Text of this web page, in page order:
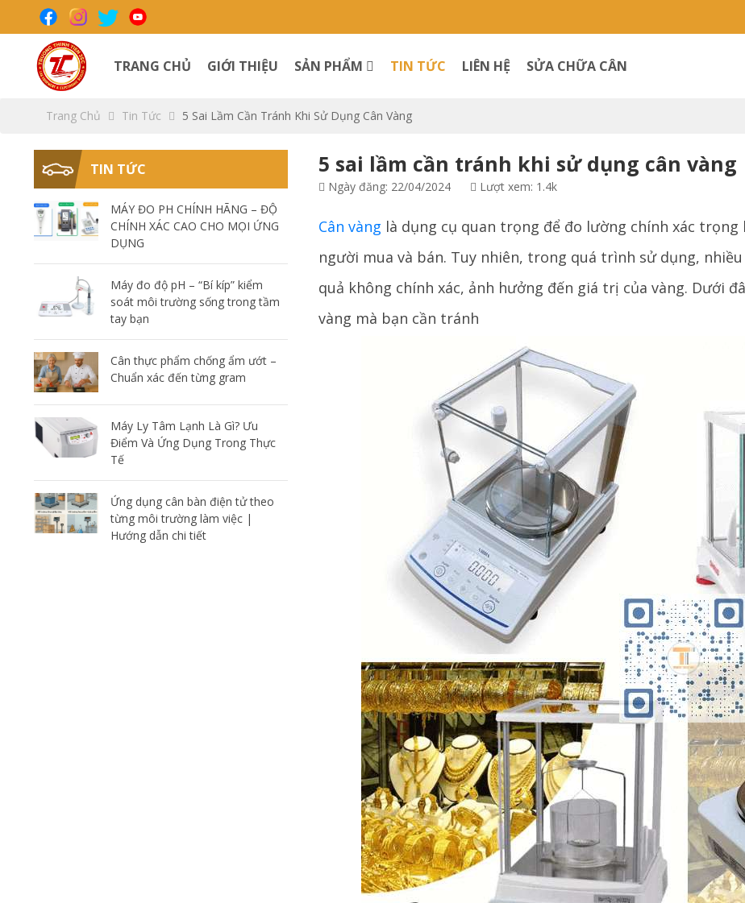
TRANG CHỦ GIỚI THIỆU SẢN PHẨM TIN TỨC LIÊN HỆ SỬA CHỮA CÂN
Trang Chủ Tin Tức 5 Sai Lầm Cần Tránh Khi Sử Dụng Cân Vàng
5 sai lầm cần tránh khi sử dụng cân vàng
Ngày đăng: 22/04/2024 Lượt xem: 1.4k
Cân vàng là dụng cụ quan trọng để đo lường chính xác
người mua và bán. Tuy nhiên, trong quá trình sử dụng,
quả không chính xác, ảnh hưởng đến giá trị của vàng. Dưới
vàng mà bạn cần tránh
TIN TỨC
MÁY ĐO PH CHÍNH HÃNG – ĐỘ
CHÍNH XÁC CAO CHO MỌI ỨNG
DỤNG
Máy đo độ pH – “Bí kíp” kiểm
soát môi trường sống trong tầm
tay bạn
Cân thực phẩm chống ẩm ướt –
Chuẩn xác đến từng gram
Máy Ly Tâm Lạnh Là Gì? Ưu
Điểm Và Ứng Dụng Trong Thực
Tế
Ứng dụng cân bàn điện tử theo
từng môi trường làm việc |
Hướng dẫn chi tiết